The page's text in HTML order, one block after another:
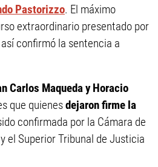
Pastorizzo. El máximo
extraordinario presentado por
confirmó la sentencia a
Carlos Maqueda y Horacio
que quienesdejaron firme la
confirmada por la Cámara de
el Superior Tribunal de Justicia